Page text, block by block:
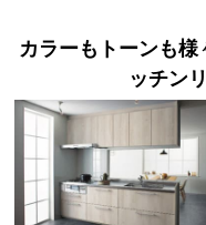
カラーもトーンも
ッチン